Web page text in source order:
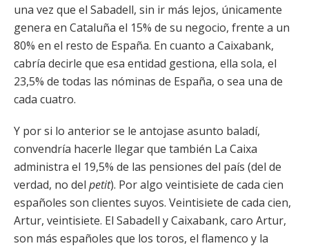
una vez que el Sabadell, sin ir más lejos, únicamente
genera en Cataluña el 15% de su negocio, frente a un
80% en el resto de España. En cuanto a Caixabank,
cabría decirle que esa entidad gestiona, ella sola, el
23,5% de todas las nóminas de España, o sea una de
cada cuatro.
Y por si lo anterior se le antojase asunto baladí,
convendría hacerle llegar que también La Caixa
administra el 19,5% de las pensiones del país (del de
verdad, no del petit). Por algo veintisiete de cada cien
españoles son clientes suyos. Veintisiete de cada cien,
Artur, veintisiete. El Sabadell y Caixabank, caro Artur,
son más españoles que los toros, el flamenco y la